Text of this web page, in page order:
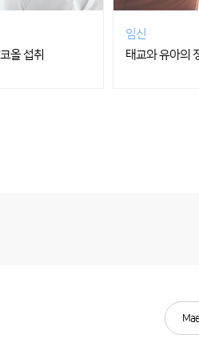
올 섭취
임신
태교와 유아의